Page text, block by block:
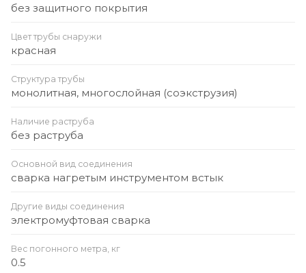
без защитного покрытия
Цвет трубы снаружи
красная
Структура трубы
монолитная, многослойная (соэкструзия)
Наличие раструба
без раструба
Основной вид соединения
сварка нагретым инструментом встык
Другие виды соединения
электромуфтовая сварка
Вес погонного метра, кг
0.5